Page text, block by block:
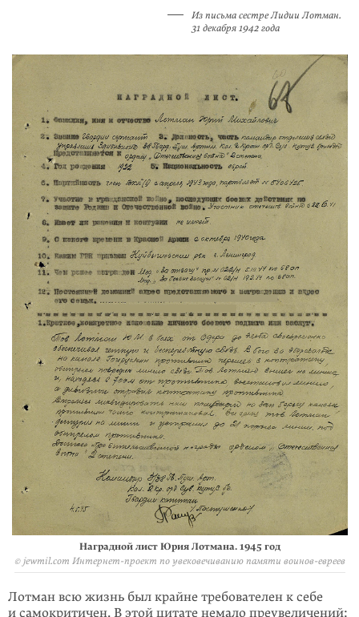
Из письма сестре Лидии Лотман.
31 декабря 1942 года
Наградной лист Юрия Лотмана. 1945 год
© jewmil.com Интернет-проект по увековечиванию памяти воинов-евреев
Лотман всю жизнь был крайне требователен к себе
и самокритичен. В этой цитате немало преувеличений: